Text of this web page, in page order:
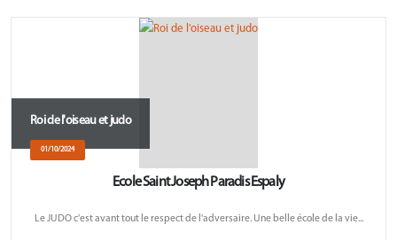
Roi de l'oiseau et judo
01/10/2024
Ecole Saint Joseph Paradis Espaly
Le JUDO c'est avant tout le respect de l'adversaire. Une belle école de la vie...